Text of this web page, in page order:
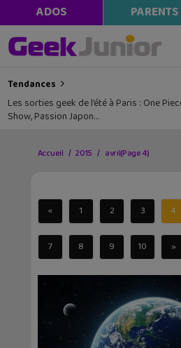
ADOS PARENTS
Tendances
Les sorties geek de l’été à Paris : One
Show, Passion Japon…
Accueil 2015 avril(Page 4)
« 1 2 3 4
7 8 9 10 »